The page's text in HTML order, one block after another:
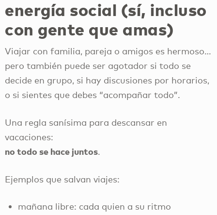
energía social (sí, incluso
con gente que amas)
Viajar con familia, pareja o amigos es hermoso…
pero también puede ser agotador si todo se
decide en grupo, si hay discusiones por horarios,
o si sientes que debes “acompañar todo”.
Una regla sanísima para descansar en
vacaciones:
no todo se hace juntos.
Ejemplos que salvan viajes:
mañana libre: cada quien a su ritmo